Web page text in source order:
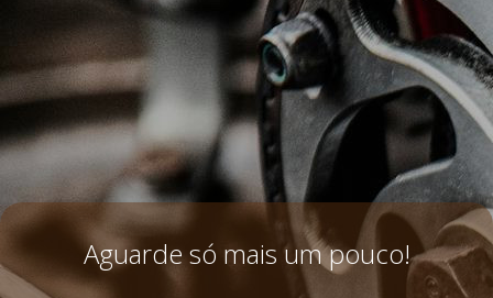
Aguarde só mais um pouco!